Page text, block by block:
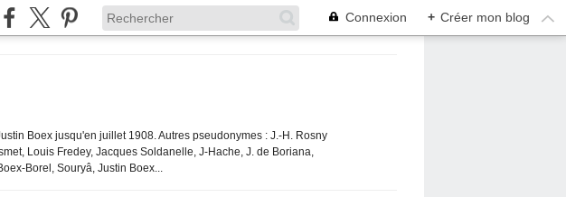
Connexion + Créer mon blog
Boex jusqu'en juillet 1908. Autres pseudonymes : J.-H. Rosny
Louis Fredey, Jacques Soldanelle, J-Hache, J. de Boriana,
Borel, Souryâ, Justin Boex...